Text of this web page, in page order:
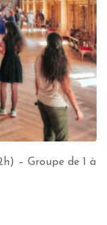
– Groupe de 1 à